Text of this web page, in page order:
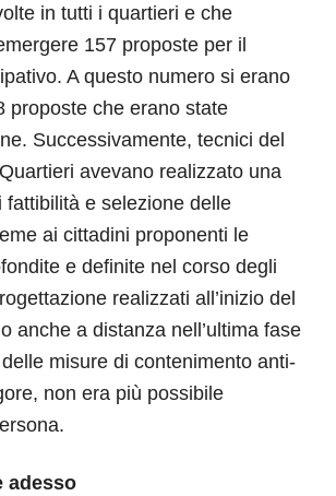
in tutti i quartieri e che
157 proposte per il
A questo numero si erano
proposte che erano state
Successivamente, tecnici del
avevano realizzato una
fattibilità e selezione delle
ai cittadini proponenti le
e definite nel corso degli
realizzati all’inizio del
anche a distanza nell’ultima fase
misure di contenimento anti-
non era più possibile
adesso